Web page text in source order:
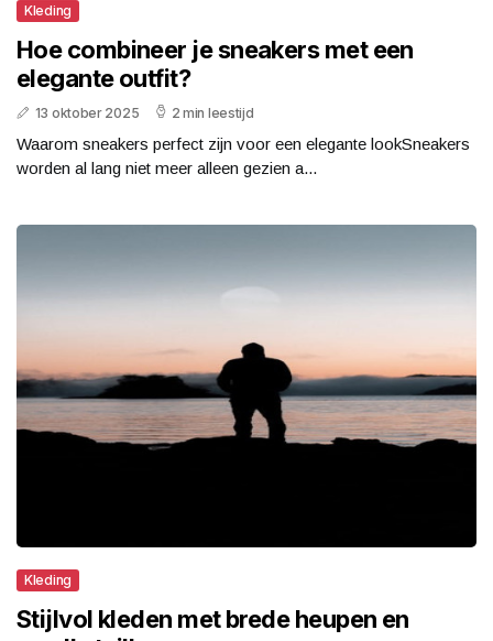
Kleding
Hoe combineer je sneakers met een
elegante outfit?
13 oktober 2025 2 min leestijd
Waarom sneakers perfect zijn voor een elegante lookSneakers
worden al lang niet meer alleen gezien a...
Kleding
Stijlvol kleden met brede heupen en